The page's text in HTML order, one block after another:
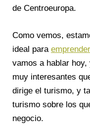
de Centroeuropa.
Como vemos,
ideal para
vamos a hablar
muy interesantes
dirige el turismo, y
turismo sobre los
negocio.